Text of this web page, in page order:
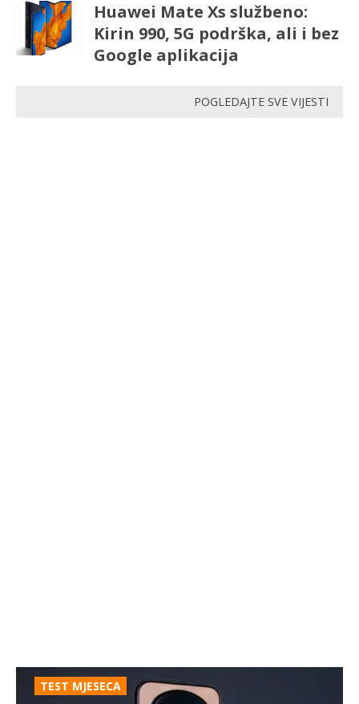
Huawei Mate Xs službeno:
Kirin 990, 5G podrška, ali i bez
Google aplikacija
POGLEDAJTE SVE VIJESTI
TEST MJESECA